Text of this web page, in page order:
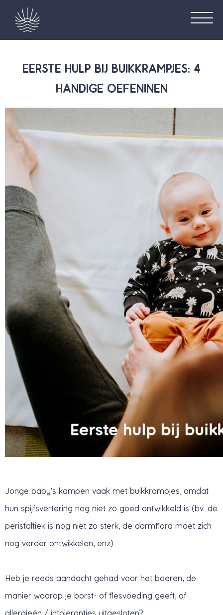
EERSTE HULP BIJ BUIKKRAMPJES: 4
HANDIGE OEFENINEN
Jonge baby's kampen vaak met buikkrampjes, omdat
hun spijfsvertering nog niet zo goed ontwikkeld is (bv. de
peristaltiek is nog niet zo sterk, de darmflora moet zich
nog verder ontwikkelen, enz).
Heb je reeds aandacht gehad voor het boeren, de
manier waarop je borst- of flesvoeding geeft, of
allergieën / intoleranties uitgesloten?